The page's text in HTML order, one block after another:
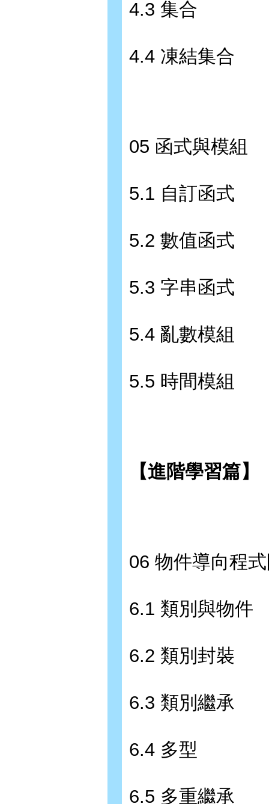
4.3 集合
4.4 凍結集合
05 函式與模組
5.1 自訂函式
5.2 數值函式
5.3 字串函式
5.4 亂數模組
5.5 時間模組
【進階學習篇】
06 物件導向程
6.1 類別與物件
6.2 類別封裝
6.3 類別繼承
6.4 多型
6.5 多重繼承